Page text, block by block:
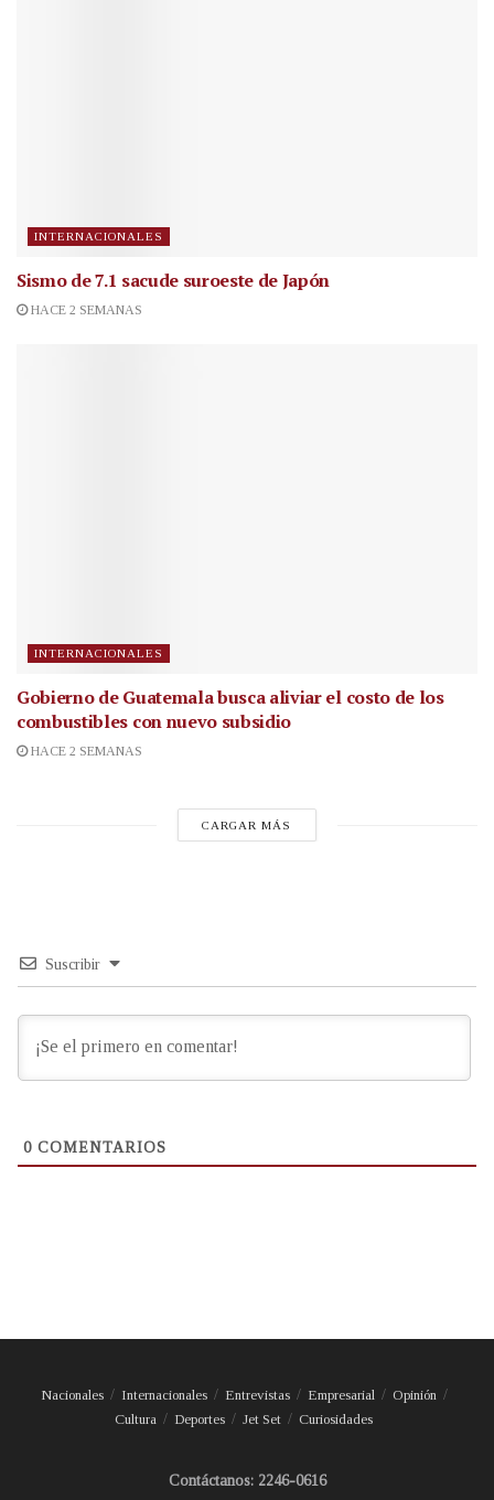
INTERNACIONALES
Sismo de 7.1 sacude suroeste de Japón
HACE 2 SEMANAS
INTERNACIONALES
Gobierno de Guatemala busca aliviar el costo de los
combustibles con nuevo subsidio
HACE 2 SEMANAS
CARGAR MÁS
Suscribir
0 COMENTARIOS
Nacionales Internacionales Entrevistas Empresarial
Opinión
Cultura
Deportes Jet Set Curiosidades
Contáctanos: 2246-0616